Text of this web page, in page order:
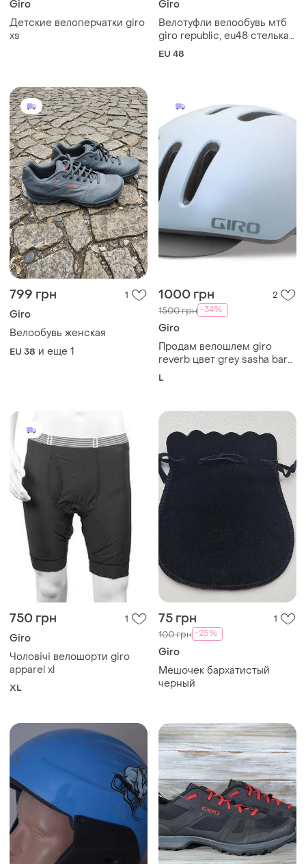
Giro
Детские велоперчатки giro
xs
Giro
Велотуфли велообувь мтб
giro republic, eu48 стелька
31см
EU 48
799 грн 1
Giro
Велообувь женская
EU 38 и еще 1
1000 грн 2
1500 грн -34%
Giro
Продам велошлем giro
reverb цвет grey sasha barr
ghost размер l
L
750 грн 1
Giro
Чоловічі велошорти giro
apparel xl
XL
75 грн 1
100 грн -25%
Giro
Мешочек бархатистый
черный